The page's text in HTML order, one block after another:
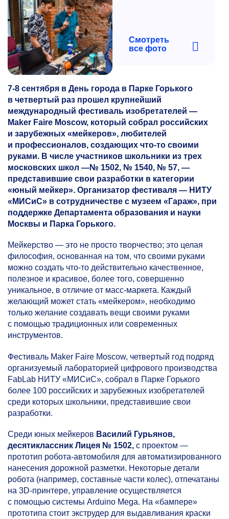
Смотреть
все фото
7-8 сентября в День города в Парке Горького
в четвертый раз прошел крупнейший
международный фестиваль изобретателей —
Maker Faire Moscow, который собрал российских
и зарубежных «мейкеров», любителей
и профессионалов, создающих что-то своими
руками. В числе участников школьники из трех
московских школ —№ 1502, № 1540, № 57, —
представившие свои разработки в категории
«юный мейкер». Организатор фестиваля — НИТУ
«МИСиС» в сотрудничестве с музеем «Гараж», при
поддержке Департамента образования и науки
Москвы и Парка Горького.
Мейкерство — это не просто творчество; это целая
философия, основанная на том, что своими руками
можно создать что-то действительно качественное,
полезное и красивое, более того, совершенно
уникальное, в отличие от масс-маркета. Каждый
желающий может стать «мейкером», необходимо
только желание создавать вещи своими руками
с помощью традиционных или современных
инструментов.
Фестиваль Maker Faire Moscow, четвертый год подряд
организуемый лабораторией цифрового производства
FabLab НИТУ «МИСиС», собрал в Парке Горького
более 100 российских и зарубежных изобретателей
среди которых школьники, представившие свои
разработки.
Среди юных мейкеров Василий Гурьянов,
десятиклассник Лицея № 1502, с проектом —
прототип робота-автомобиля для автоматизированного
нанесения дорожной разметки. Некоторые детали
робота (например, составные части колес), отпечатаны
на 3D-принтере, управление осуществляется
с помощью системы Arduino Mega. На «бампере»
прототипа стоит экструдер для выдавливания краски